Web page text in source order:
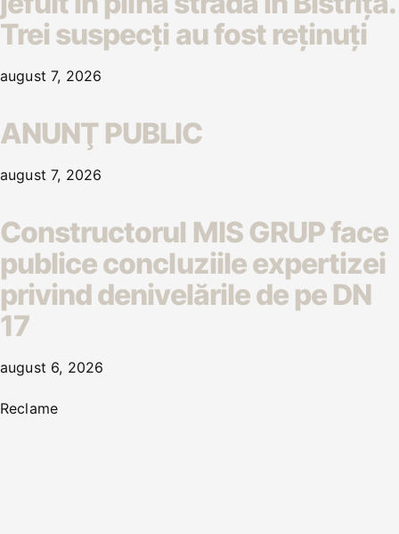
Trei suspecți au fost reținuți
august 7, 2026
ANUNŢ PUBLIC
august 7, 2026
Constructorul MIS GRUP face
publice concluziile expertizei
privind denivelările de pe DN
17
august 6, 2026
Reclame